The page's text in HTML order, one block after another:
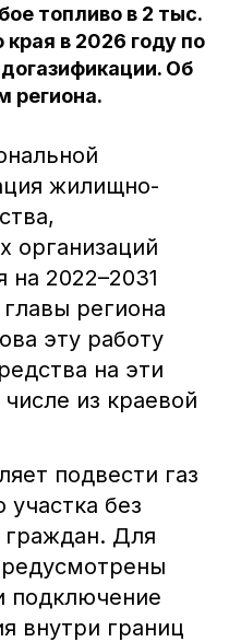
топливо в 2 тыс.
в 2026 году по
Об
региона.
жилищно-
организаций
на 2022–2031
региона
эту работу
на эти
из краевой
подвести газ
без
граждан. Для
подключение
внутри границ